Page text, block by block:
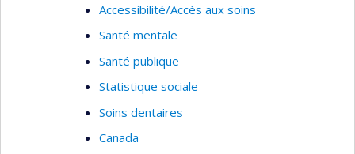
Accessibilité/Accès aux soins
Santé mentale
Santé publique
Statistique sociale
Soins dentaires
Canada